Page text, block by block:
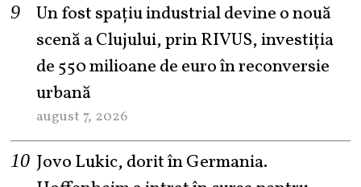
Un fost spațiu industrial devine o nouă
scenă a Clujului, prin RIVUS, investiția
de 550 milioane de euro în reconversie
urbană
august 7, 2026
Jovo Lukic, dorit în Germania.